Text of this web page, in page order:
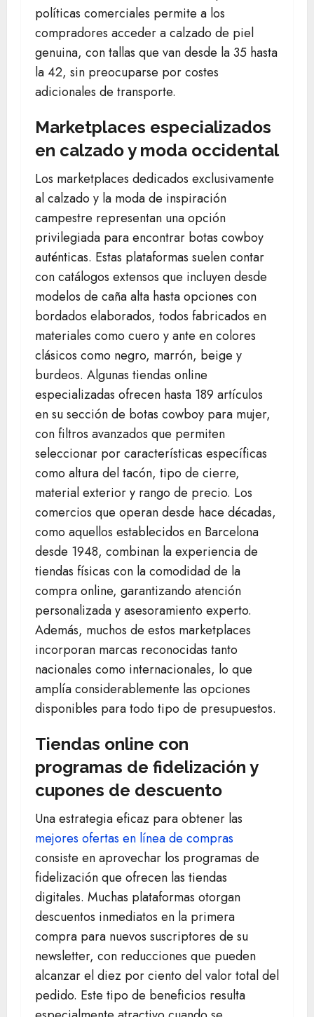
políticas comerciales permite a los
compradores acceder a calzado de piel
genuina, con tallas que van desde la 35 hasta
la 42, sin preocuparse por costes
adicionales de transporte.
Marketplaces especializados
en calzado y moda occidental
Los marketplaces dedicados exclusivamente
al calzado y la moda de inspiración
campestre representan una opción
privilegiada para encontrar botas cowboy
auténticas. Estas plataformas suelen contar
con catálogos extensos que incluyen desde
modelos de caña alta hasta opciones con
bordados elaborados, todos fabricados en
materiales como cuero y ante en colores
clásicos como negro, marrón, beige y
burdeos. Algunas tiendas online
especializadas ofrecen hasta 189 artículos
en su sección de botas cowboy para mujer,
con filtros avanzados que permiten
seleccionar por características específicas
como altura del tacón, tipo de cierre,
material exterior y rango de precio. Los
comercios que operan desde hace décadas,
como aquellos establecidos en Barcelona
desde 1948, combinan la experiencia de
tiendas físicas con la comodidad de la
compra online, garantizando atención
personalizada y asesoramiento experto.
Además, muchos de estos marketplaces
incorporan marcas reconocidas tanto
nacionales como internacionales, lo que
amplía considerablemente las opciones
disponibles para todo tipo de presupuestos.
Tiendas online con
programas de fidelización y
cupones de descuento
Una estrategia eficaz para obtener las
mejores ofertas en línea de compras
consiste en aprovechar los programas de
fidelización que ofrecen las tiendas
digitales. Muchas plataformas otorgan
descuentos inmediatos en la primera
compra para nuevos suscriptores de su
newsletter, con reducciones que pueden
alcanzar el diez por ciento del valor total del
pedido. Este tipo de beneficios resulta